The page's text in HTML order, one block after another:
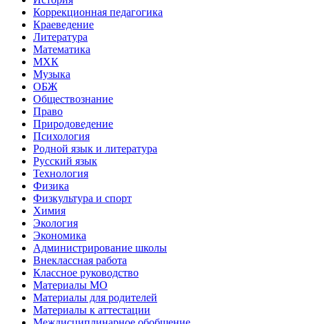
Коррекционная педагогика
Краеведение
Литература
Математика
МХК
Музыка
ОБЖ
Обществознание
Право
Природоведение
Психология
Родной язык и литература
Русский язык
Технология
Физика
Физкультура и спорт
Химия
Экология
Экономика
Администрирование школы
Внеклассная работа
Классное руководство
Материалы МО
Материалы для родителей
Материалы к аттестации